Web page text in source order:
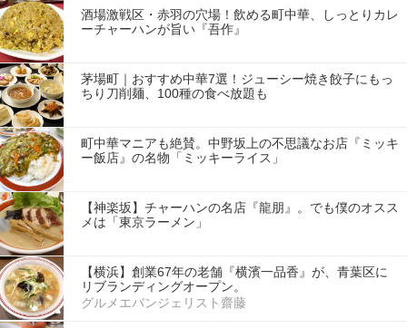
酒場激戦区・赤羽の穴場！飲める町中華、しっとりカレ
ーチャーハンが旨い『吾作』
茅場町｜おすすめ中華7選！ジューシー焼き餃子にもっ
ちり刀削麺、100種の食べ放題も
町中華マニアも絶賛。中野坂上の不思議なお店『ミッキ
ー飯店』の名物「ミッキーライス」
【神楽坂】チャーハンの名店『龍朋』。でも僕のオスス
メは「東京ラーメン」
【横浜】創業67年の老舗『横濱一品香』が、青葉区に
リブランディングオープン。
グルメエバンジェリスト齋藤